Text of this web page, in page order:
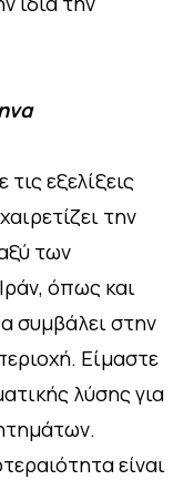
εξελίξεις
την
των
όπως και
συμβάλει στην
Είμαστε
λύσης για
είναι